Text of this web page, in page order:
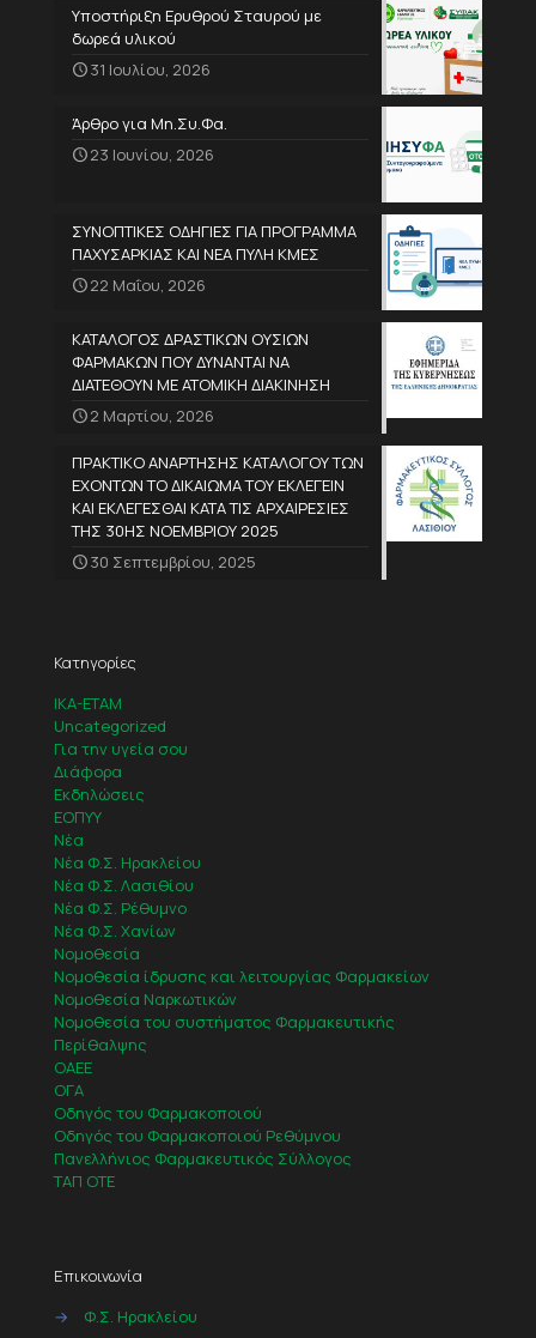
Υποστήριξη Ερυθρού Σταυρού με
δωρεά υλικού
31 Ιουλίου, 2026
Άρθρο για Μη.Συ.Φα.
23 Ιουνίου, 2026
ΣΥΝΟΠΤΙΚΕΣ ΟΔΗΓΙΕΣ ΓΙΑ ΠΡΟΓΡΑΜΜΑ
ΠΑΧΥΣΑΡΚΙΑΣ ΚΑΙ ΝΕΑ ΠΥΛΗ ΚΜΕΣ
22 Μαΐου, 2026
ΚΑΤΑΛΟΓΟΣ ΔΡΑΣΤΙΚΩΝ ΟΥΣΙΩΝ
ΦΑΡΜΑΚΩΝ ΠΟΥ ΔΥΝΑΝΤΑΙ ΝΑ
ΔΙΑΤΕΘΟΥΝ ΜΕ ΑΤΟΜΙΚΗ ΔΙΑΚΙΝΗΣΗ
2 Μαρτίου, 2026
ΠΡΑΚΤΙΚΟ ΑΝΑΡΤΗΣΗΣ ΚΑΤΑΛΟΓΟΥ ΤΩΝ
ΕΧΟΝΤΩΝ ΤΟ ΔΙΚΑΙΩΜΑ ΤΟΥ ΕΚΛΕΓΕΙΝ
ΚΑΙ ΕΚΛΕΓΕΣΘΑΙ ΚΑΤΑ ΤΙΣ ΑΡΧΑΙΡΕΣΙΕΣ
ΤΗΣ 30ΗΣ ΝΟΕΜΒΡΙΟΥ 2025
30 Σεπτεμβρίου, 2025
Κατηγορίες
IKA-ETAM
Uncategorized
Για την υγεία σου
Διάφορα
Εκδηλώσεις
ΕΟΠΥΥ
Νέα
Νέα Φ.Σ. Ηρακλείου
Νέα Φ.Σ. Λασιθίου
Νέα Φ.Σ. Ρέθυμνο
Νέα Φ.Σ. Χανίων
Νομοθεσία
Νομοθεσία ίδρυσης και λειτουργίας Φαρμακείων
Νομοθεσία Ναρκωτικών
Νομοθεσία του συστήματος Φαρμακευτικής
Περίθαλψης
ΟΑΕΕ
ΟΓΑ
Οδηγός του Φαρμακοποιού
Οδηγός του Φαρμακοποιού Ρεθύμνου
Πανελλήνιος Φαρμακευτικός Σύλλογος
ΤΑΠ ΟΤΕ
Επικοινωνία
→
Φ.Σ. Ηρακλείου